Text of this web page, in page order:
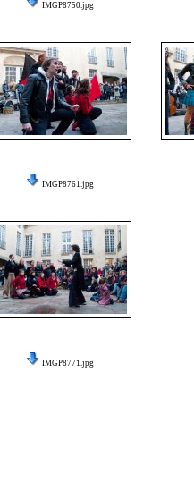
IMGP8750.jpg
IMGP8761.jpg
IMGP8771.jpg